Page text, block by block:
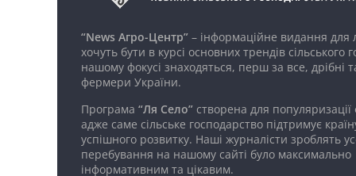
“News Агро-Центр” – інформаційне видання для
хочуть бути в курсі основних трендів сільського
нашому фокусі знаходяться, перш за все, дрібні
фермери України.
Програма “Ля Село” створена для
адже саме сільське господарство підтримує
успішного розвитку. Наші журналісти зроблять
перебування на нашому сайті було максимально
інформативним та цікавим.